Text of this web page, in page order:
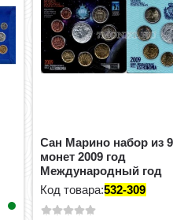
Сан Марино набор из
монет 2009 год
Международный год
астрономии, буклет
Код товара:532-309